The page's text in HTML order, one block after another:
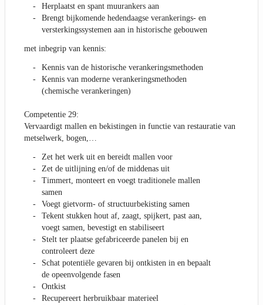
Herplaatst en spant muurankers aan
Brengt bijkomende hedendaagse verankerings- en
versterkingssystemen aan in historische gebouwen
met inbegrip van kennis:
Kennis van de historische verankeringsmethoden
Kennis van moderne verankeringsmethoden
(chemische verankeringen)
Competentie 29:
Vervaardigt mallen en bekistingen in functie van restauratie van
metselwerk, bogen,…
Zet het werk uit en bereidt mallen voor
Zet de uitlijning en/of de middenas uit
Timmert, monteert en voegt traditionele mallen
samen
Voegt gietvorm- of structuurbekisting samen
Tekent stukken hout af, zaagt, spijkert, past aan,
voegt samen, bevestigt en stabiliseert
Stelt ter plaatse gefabriceerde panelen bij en
controleert deze
Schat potentiële gevaren bij ontkisten in en bepaalt
de opeenvolgende fasen
Ontkist
Recupereert herbruikbaar materieel